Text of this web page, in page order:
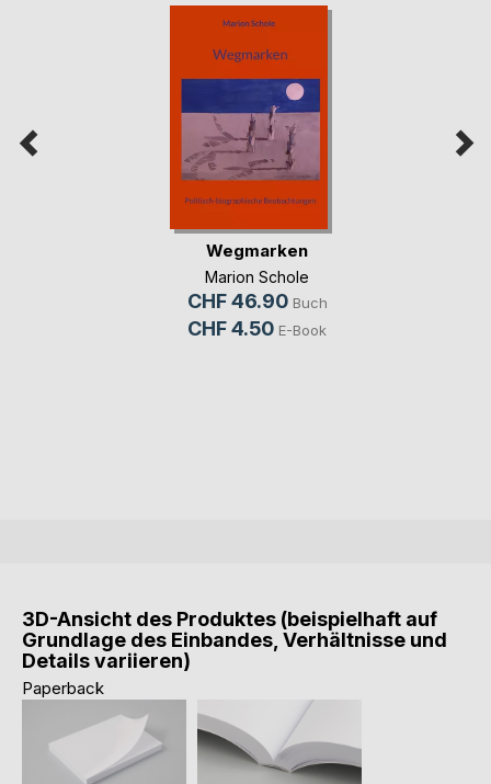
Wegmarken
Marion Schole
CHF 46.90 Buch
CHF 4.50 E-Book
3D-Ansicht des Produktes (beispielhaft auf
Grundlage des Einbandes, Verhältnisse und
Details variieren)
Paperback